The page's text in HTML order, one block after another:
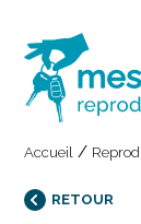
Accueil /
RETOUR